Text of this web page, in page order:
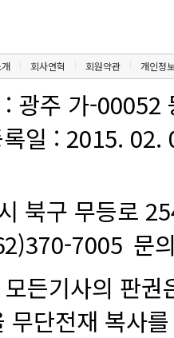
회사연혁 회원약관 개인정
: 광주 가-
일 : 2015.
북구 무등로
7005 문
든기사의 판
무단전재 복사